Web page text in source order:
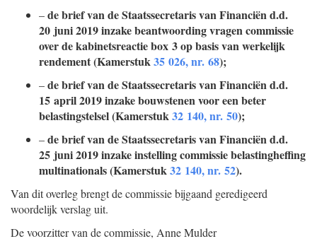
–de brief van de Staatssecretaris van Financiën d.d.
20 juni 2019 inzake beantwoording vragen commissie
over de kabinetsreactie box 3 op basis van werkelijk
rendement (Kamerstuk35 026, nr. 68);
–de brief van de Staatssecretaris van Financiën d.d.
15 april 2019 inzake bouwstenen voor een beter
belastingstelsel (Kamerstuk32 140, nr. 50);
–de brief van de Staatssecretaris van Financiën d.d.
25 juni 2019 inzake instelling commissie belastingheffing
multinationals (Kamerstuk32 140, nr. 52).
Van dit overleg brengt de commissie bijgaand geredigeerd
woordelijk verslag uit.
De voorzitter van de commissie, AnneMulder